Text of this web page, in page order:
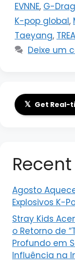
EVNNE, G-
K-pop global,
Taeyang,
Deixe um
𝕏 Get Real-
Agosto
Explosivos K-
Stray Kids
o Retorno de
Profundo em
Influência na